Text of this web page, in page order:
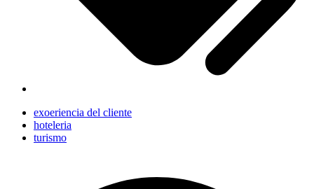
exoeriencia del cliente
hoteleria
turismo